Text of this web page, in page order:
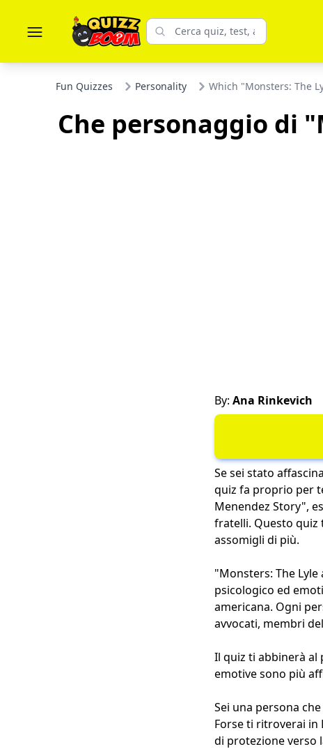
Fun Quizzes Personality Which "Monsters: The
Che personaggio di
By: Ana Rinkevich
Se sei stato
quiz fa proprio per
Menendez Story",
fratelli. Questo quiz
assomigli di più.
"Monsters: The
psicologico ed
americana. Ogni
avvocati, membri
Il quiz ti abbinerà al
emotive sono più
Sei una persona
Forse ti ritroverai in
di protezione verso